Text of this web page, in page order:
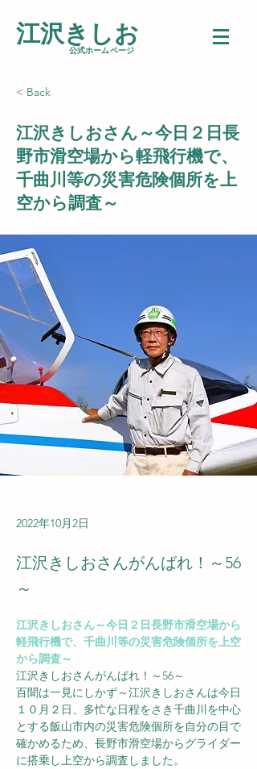
江沢きしお
​公式ホームページ
< Back
江沢きしおさん～今日２日長
野市滑空場から軽飛行機で、
千曲川等の災害危険個所を上
空から調査～
2022年10月2日
江沢きしおさんがんばれ！～56
～
江沢きしおさん～今日２日長野市滑空場から
軽飛行機で、千曲川等の災害危険個所を上空
から調査～
江沢きしおさんがんばれ！～56～
百聞は一見にしかず～江沢きしおさんは今日
１０月２日、多忙な日程をさき千曲川を中心
とする飯山市内の災害危険個所を自分の目で
確かめるため、長野市滑空場からグライダー
に搭乗し上空から調査しました。